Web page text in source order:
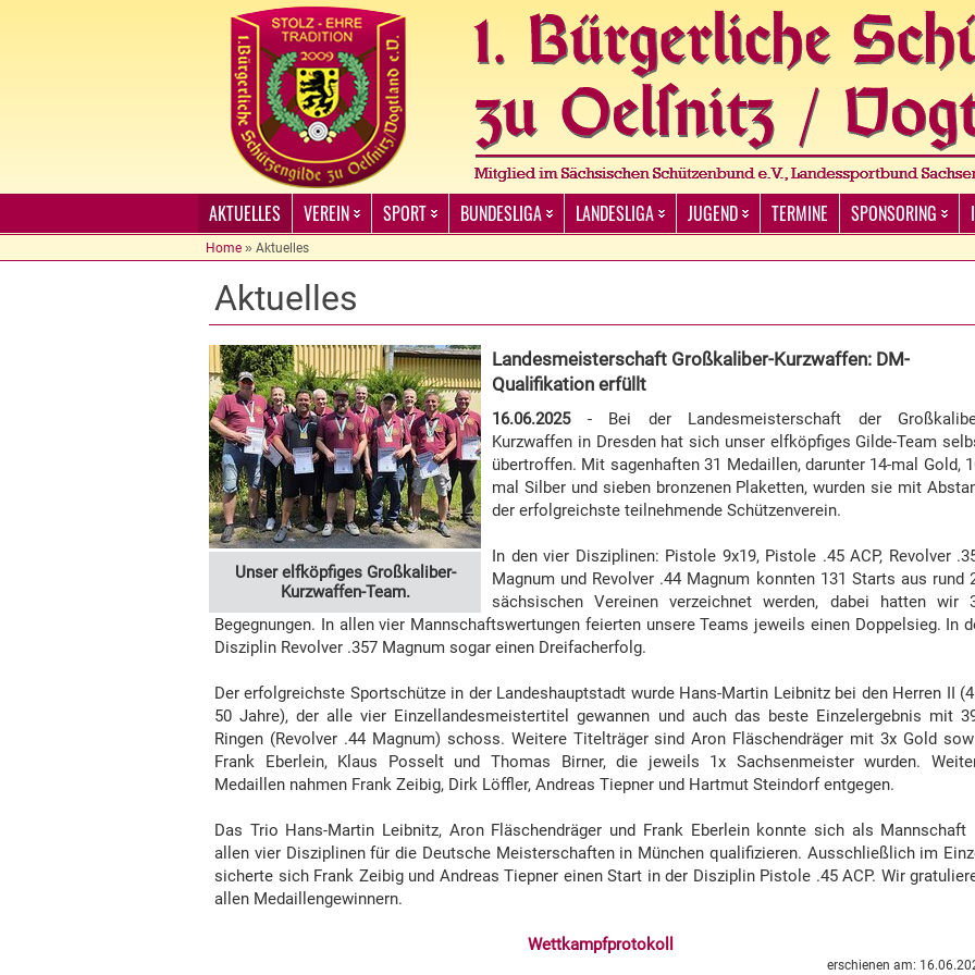
AKTUELLES VEREIN SPORT BUNDESLIGA LANDESLIGA JUGEND TERMINE SPONSORING
Home » Aktuelles
Aktuelles
Unser elfköpfiges Großkaliber-
Kurzwaffen-Team.
Landesmeisterschaft Großkaliber-Kurzwaffen: DM-
Qualifikation erfüllt
16.06.2025- Bei der Landesmeisterschaft der
Kurzwaffen in Dresden hat sich unser elfköpfiges Gilde-Team
übertroffen. Mit sagenhaften 31 Medaillen, darunter 14-mal Gold,
mal Silber und sieben bronzenen Plaketten, wurden sie mit
der erfolgreichste teilnehmende Schützenverein.
In den vier Disziplinen: Pistole 9x19, Pistole .45 ACP, Revolver
Magnum und Revolver .44 Magnum konnten 131 Starts aus rund
sächsischen Vereinen verzeichnet werden, dabei hatten wir
Begegnungen. In allen vier Mannschaftswertungen feierten unsere Teams jeweils einen Doppelsieg. In
Disziplin Revolver .357 Magnum sogar einen Dreifacherfolg.
Der erfolgreichste Sportschütze in der Landeshauptstadt wurde Hans-Martin Leibnitz bei den Herren II
50 Jahre), der alle vier Einzellandesmeistertitel gewannen und auch das beste Einzelergebnis mit
Ringen (Revolver .44 Magnum) schoss. Weitere Titelträger sind Aron Fläschendräger mit 3x Gold
Frank Eberlein, Klaus Posselt und Thomas Birner, die jeweils 1x Sachsenmeister wurden.
Medaillen nahmen Frank Zeibig, Dirk Löffler, Andreas Tiepner und Hartmut Steindorf entgegen.
Das Trio Hans-Martin Leibnitz, Aron Fläschendräger und Frank Eberlein konnte sich als Mannschaft
allen vier Disziplinen für die Deutsche Meisterschaften in München qualifizieren. Ausschließlich im
sicherte sich Frank Zeibig und Andreas Tiepner einen Start in der Disziplin Pistole .45 ACP. Wir
allen Medaillengewinnern.
Wettkampfprotokoll
erschienen am: